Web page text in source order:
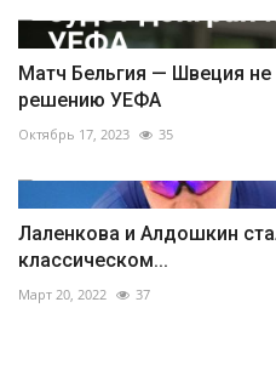
Матч Бельгия — Швеция не
решению УЕФА
Октябрь 17, 2023 35
Лаленкова и Алдошкин
классическом...
Март 20, 2022 37